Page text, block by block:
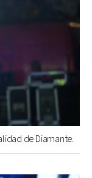
de Diamante.